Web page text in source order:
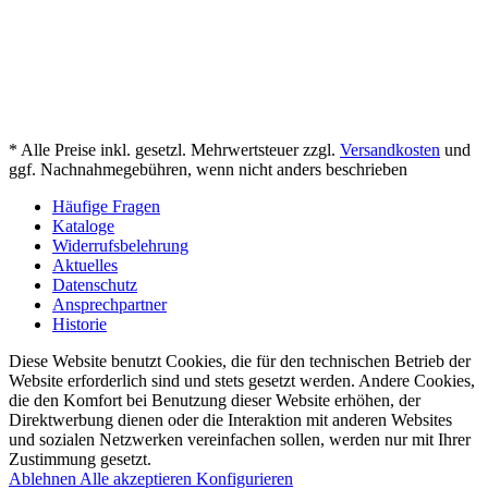
* Alle Preise inkl. gesetzl. Mehrwertsteuer zzgl. Versandkosten und
ggf. Nachnahmegebühren, wenn nicht anders beschrieben
Häufige Fragen
Kataloge
Widerrufsbelehrung
Aktuelles
Datenschutz
Ansprechpartner
Historie
Diese Website benutzt Cookies, die für den technischen Betrieb der
Website erforderlich sind und stets gesetzt werden. Andere Cookies,
die den Komfort bei Benutzung dieser Website erhöhen, der
Direktwerbung dienen oder die Interaktion mit anderen Websites
und sozialen Netzwerken vereinfachen sollen, werden nur mit Ihrer
Zustimmung gesetzt.
Ablehnen Alle akzeptieren Konfigurieren